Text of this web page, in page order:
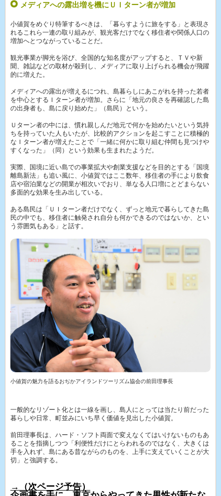
メディアへの露出増を機にＵＩターン者が増加
小値賀をめぐり特筆するべきは、「暮らすように旅をする」と表現さ
れるこれら一連の取り組みが、観光客だけでなく移住者や関係人口の
増加へとつながっていることだ。
観光事業が脚光を浴び、全国的な知名度がアップすると、ＴＶや新
聞、雑誌などの取材が殺到し、メディアに取り上げられる機会が飛躍
的に増えた。
メディアへの露出が増えるにつれ、島暮らしにあこがれを持った若者
を中心とするＩターン者が増加。さらに「地元の良さを再確認した島
の出身者も、島に戻り始めた」（島民）という。
Ｕターン者の中には、慣れ親しんだ地元で何かを始めたいという気持
ちを持っていた人もいたが、比較的アクションを起こすことに積極的
なＩターン者が増えたことで「一緒に何かに取り組む仲間も見つけや
すくなった」（同）という効果も生まれたようだ。
実際、国境に近い島での事業拡大や創業支援などを目的とする「国境
離島新法」も追い風に、小値賀ではここ数年、移住者の手により飲食
店や宿泊業などの開業が相次いでおり、単なる人口増にとどまらない
多面的な効果を生み出している。
ある島民は「ＵＩターン者だけでなく、ずっと地元で暮らしてきた島
民の中でも、移住者に触発され自分も何かできるのではないか、とい
う雰囲気もある」と話す。
小値賀の魅力を語るおぢかアイランドツーリズム協会の前田理事長
一般的なリゾート化とは一線を画し、島人にとっては当たり前だった
暮らしや日常、町並みにいち早く価値を見出した小値賀。
前田理事長は、ハード・ソフト両面で変えなくてはいけないものもあ
ることを指摘しつつ「利便性だけにとらわれるのではなく、大きくは
手を入れず、島にある昔ながらのものを、上手に支えていくことが大
切」と強調する。
→（次ページ予告）